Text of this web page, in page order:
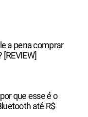
a pena comprar
que esse é o
até R$